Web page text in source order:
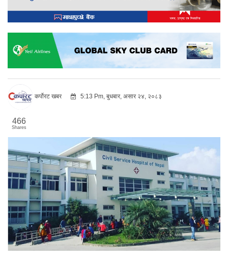
कर्पोरट खबर 5:13 Pm, बुधबार, असार २४, २०८३
466
Shares